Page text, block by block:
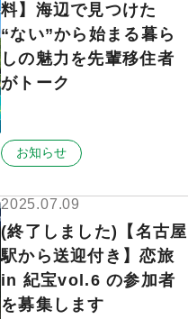
料】海辺で見つけた​
“ない”から始まる暮ら
し​の魅力を先輩移住者
がトーク
お知らせ
2025.07.09
(終了しました)【名古屋
駅から送迎付き】恋旅
in 紀宝vol.6 の参加者
を募集します